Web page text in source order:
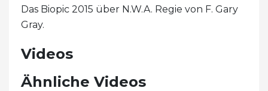
Das Biopic 2015 über N.W.A. Regie von F. Gary
Gray.
Videos
Ähnliche Videos